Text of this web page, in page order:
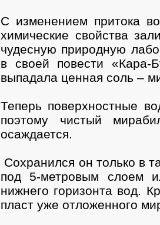
С изменением притока
химические свойства
чудесную природную
в своей повести «Кара-
выпадала ценная соль –
Теперь поверхностные
поэтому чистый
осаждается.
Сохранился он только в
под 5-метровым слоем
нижнего горизонта вод.
пласт уже отложенного